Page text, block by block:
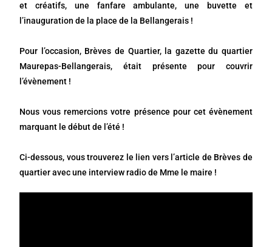
et créatifs, une fanfare ambulante, une buvette et
l’inauguration de la place de la Bellangerais !
Pour l’occasion, Brèves de Quartier, la gazette du quartier
Maurepas-Bellangerais, était présente pour couvrir
l’évènement !
Nous vous remercions votre présence pour cet évènement
marquant le début de l’été !
Ci-dessous, vous trouverez le lien vers l’article de Brèves de
quartier avec une interview radio de Mme le maire !